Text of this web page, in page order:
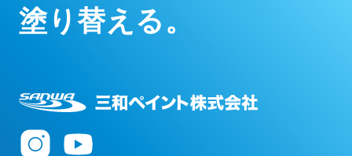
塗り替え る。